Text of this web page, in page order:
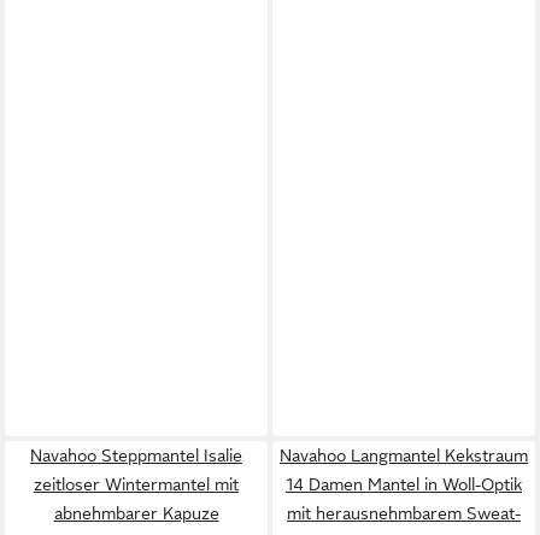
Navahoo Steppmantel Isalie
zeitloser Wintermantel mit
abnehmbarer Kapuze
Navahoo Langmantel Kekstraum
14 Damen Mantel in Woll-Optik
mit herausnehmbarem Sweat-